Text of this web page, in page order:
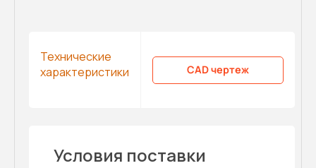
Технические
характеристики
CAD чертеж
Условия поставки